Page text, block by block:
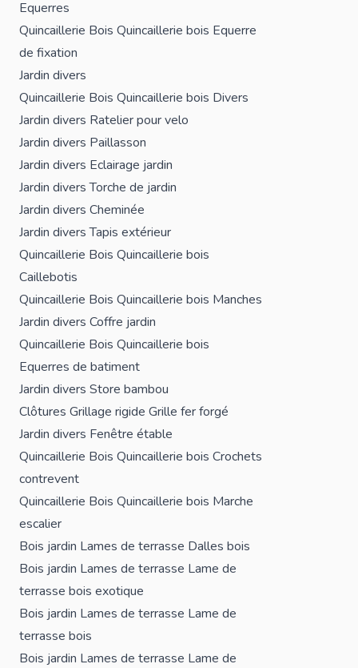
Equerres
Quincaillerie Bois Quincaillerie bois Equerre
de fixation
Jardin divers
Quincaillerie Bois Quincaillerie bois Divers
Jardin divers Ratelier pour velo
Jardin divers Paillasson
Jardin divers Eclairage jardin
Jardin divers Torche de jardin
Jardin divers Cheminée
Jardin divers Tapis extérieur
Quincaillerie Bois Quincaillerie bois
Caillebotis
Quincaillerie Bois Quincaillerie bois Manches
Jardin divers Coffre jardin
Quincaillerie Bois Quincaillerie bois
Equerres de batiment
Jardin divers Store bambou
Clôtures Grillage rigide Grille fer forgé
Jardin divers Fenêtre étable
Quincaillerie Bois Quincaillerie bois Crochets
contrevent
Quincaillerie Bois Quincaillerie bois Marche
escalier
Bois jardin Lames de terrasse Dalles bois
Bois jardin Lames de terrasse Lame de
terrasse bois exotique
Bois jardin Lames de terrasse Lame de
terrasse bois
Bois jardin Lames de terrasse Lame de